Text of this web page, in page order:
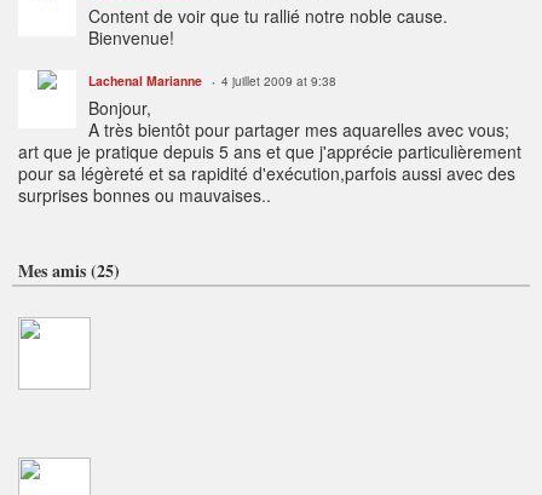
Content de voir que tu rallié notre noble cause.
Bienvenue!
Lachenal Marianne 4 juillet 2009 at 9:38
Bonjour,
A très bientôt pour partager mes aquarelles avec vous;
art que je pratique depuis 5 ans et que j'apprécie particulièrement
pour sa légèreté et sa rapidité d'exécution,parfois aussi avec des
surprises bonnes ou mauvaises..
Mes amis (25)